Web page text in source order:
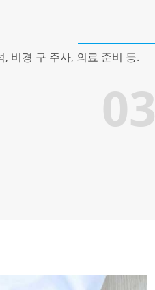
비경 구 주사, 의료 준비 등.
03